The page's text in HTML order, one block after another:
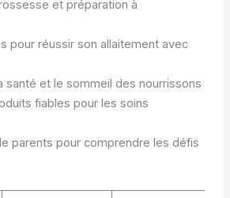
et préparation à
pour réussir son allaitement avec
santé et le sommeil des nourrissons
fiables pour les soins
parents pour comprendre les défis